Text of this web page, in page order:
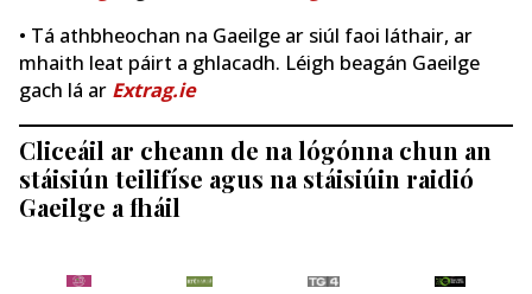
• Tá athbheochan na Gaeilge ar siúl faoi láthair, ar
mhaith leat páirt a ghlacadh. Léigh beagán Gaeilge
gach lá ar Extrag.ie
Cliceáil ar cheann de na lógónna chun an
stáisiún teilifíse agus na stáisiúin raidió
Gaeilge a fháil